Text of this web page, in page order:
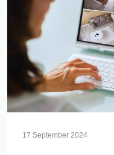
17 September 2024